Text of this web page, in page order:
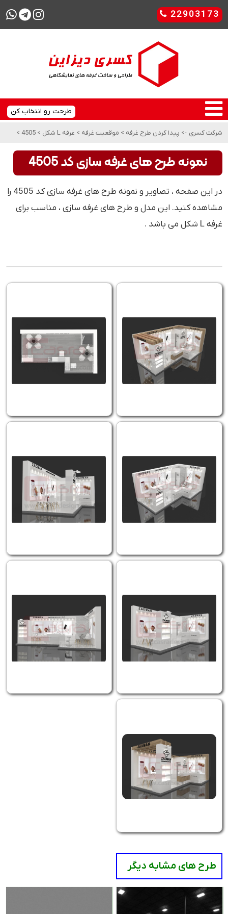
22903173
طرحت رو انتخاب کن
شرکت کسری -> پیدا کردن طرح غرفه > موقعیت غرفه > غرفه L شکل >
4505
>
نمونه طرح های غرفه سازی کد 4505
در این صفحه ، تصاویر و نمونه طرح های غرفه سازی کد 4505 را
مشاهده کنید. این مدل و طرح های غرفه سازی ، مناسب برای
غرفه L شکل می باشد .
طرح های مشابه دیگر